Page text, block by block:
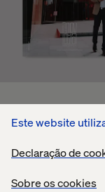
Este website
Declaração de
Sobre os cookies
The
Get inspired by